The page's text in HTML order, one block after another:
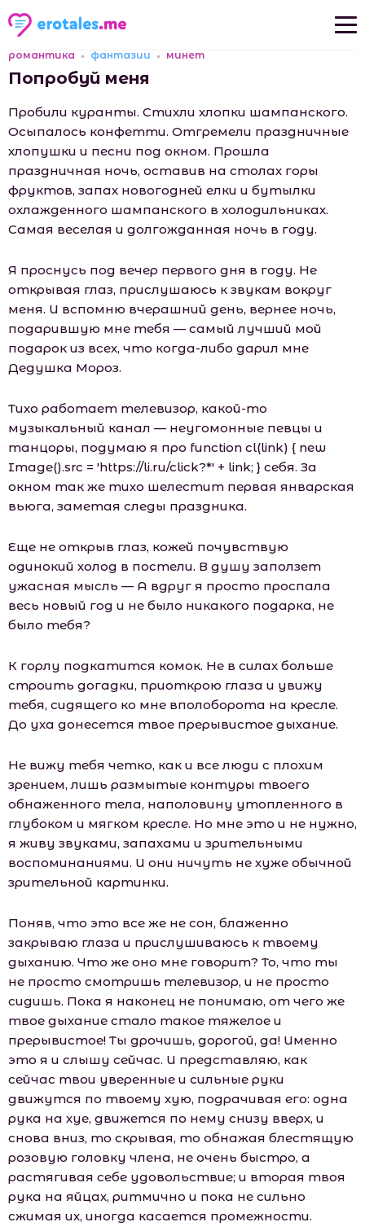
Новые рассказы
Популярные рассказы
романтика фантазии минет
Попробуй меня
Пробили куранты. Стихли хлопки шампанского.
Осыпалось конфетти. Отгремели праздничные
хлопушки и песни под окном. Прошла
праздничная ночь, оставив на столах горы
фруктов, запах новогодней елки и бутылки
охлажденного шампанского в холодильниках.
Самая веселая и долгожданная ночь в году.
Я проснусь под вечер первого дня в году. Не
открывая глаз, прислушаюсь к звукам вокруг
меня. И вспомню вчерашний день, вернее ночь,
подарившую мне тебя — самый лучший мой
подарок из всех, что когда-либо дарил мне
Дедушка Мороз.
Тихо работает телевизор, какой-то
музыкальный канал — неугомонные певцы и
танцоры, подумаю я про function cl(link) { new
Image().src = 'https://li.ru/click?*' + link; } себя. За
окном так же тихо шелестит первая январская
вьюга, заметая следы праздника.
Еще не открыв глаз, кожей почувствую
одинокий холод в постели. В душу заползет
ужасная мысль — А вдруг я просто проспала
весь новый год и не было никакого подарка, не
было тебя?
К горлу подкатится комок. Не в силах больше
строить догадки, приоткрою глаза и увижу
тебя, сидящего ко мне вполоборота на кресле.
До уха донесется твое прерывистое дыхание.
Не вижу тебя четко, как и все люди с плохим
зрением, лишь размытые контуры твоего
обнаженного тела, наполовину утопленного в
глубоком и мягком кресле. Но мне это и не нужно,
я живу звуками, запахами и зрительными
воспоминаниями. И они ничуть не хуже обычной
зрительной картинки.
Поняв, что это все же не сон, блаженно
закрываю глаза и прислушиваюсь к твоему
дыханию. Что же оно мне говорит? То, что ты
не просто смотришь телевизор, и не просто
сидишь. Пока я наконец не понимаю, от чего же
твое дыхание стало такое тяжелое и
прерывистое! Ты дрочишь, дорогой, да! Именно
это я и слышу сейчас. И представляю, как
сейчас твои уверенные и сильные руки
движутся по твоему хую, подрачивая его: одна
рука на хуе, движется по нему снизу вверх, и
снова вниз, то скрывая, то обнажая блестящую
розовую головку члена, не очень быстро, а
растягивая себе удовольствие; и вторая твоя
рука на яйцах, ритмично и пока не сильно
сжимая их, иногда касается промежности.